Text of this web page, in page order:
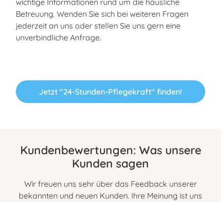
wichtige Informationen rund um die häusliche
Betreuung. Wenden Sie sich bei weiteren Fragen
jederzeit an uns oder stellen Sie uns gern eine
unverbindliche Anfrage.
Jetzt "24-Stunden-Pflegekraft" finden!
Kundenbewertungen: Was unsere
Kunden sagen
Wir freuen uns sehr über das Feedback unserer
bekannten und neuen Kunden. Ihre Meinung ist uns